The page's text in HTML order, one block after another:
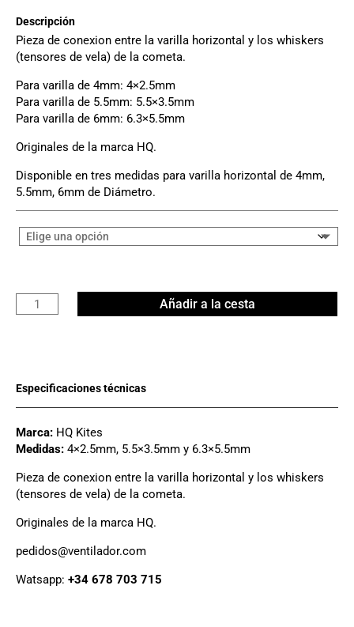
Descripción
Pieza de conexion entre la varilla horizontal y los whiskers
(tensores de vela) de la cometa.
Para varilla de 4mm: 4×2.5mm
Para varilla de 5.5mm: 5.5×3.5mm
Para varilla de 6mm: 6.3×5.5mm
Originales de la marca HQ.
Disponible en tres medidas para varilla horizontal de 4mm,
5.5mm, 6mm de Diámetro.
Spar
Grabber
Añadir a la cesta
Marca: HQ Kites
Medidas: 4×2.5mm, 5.5×3.5mm y 6.3×5.5mm
Pieza de conexion entre la varilla horizontal y los whiskers
(tensores de vela) de la cometa.
Originales de la marca HQ.
pedidos@ventilador.com
Watsapp: +34 678 703 715